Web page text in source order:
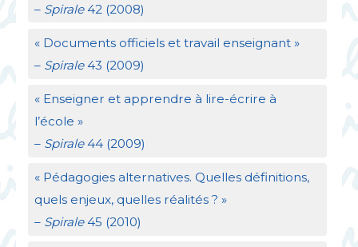
– Spirale42 (2008)
« Documents officiels et travail enseignant »
– Spirale43 (2009)
« Enseigner et apprendre à lire-écrire à
l’école »
– Spirale44 (2009)
« Pédagogies alternatives. Quelles définitions,
quels enjeux, quelles réalités ? »
– Spirale45 (2010)